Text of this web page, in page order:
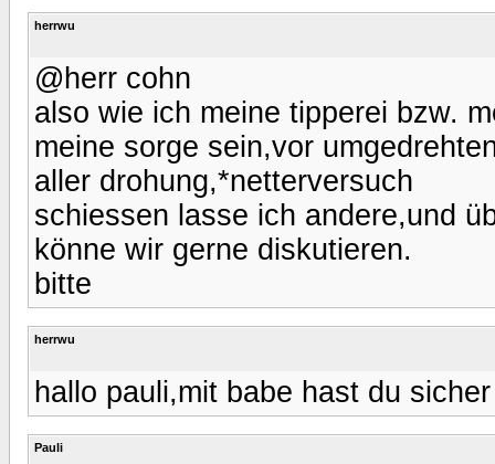
herrwu
@herr cohn
also wie ich meine tipperei bzw.
meine sorge sein,vor
aller drohung,*netterversuch
schiessen lasse ich andere,und
könne wir gerne diskutieren.
bitte
herrwu
hallo pauli,mit babe hast du
Pauli